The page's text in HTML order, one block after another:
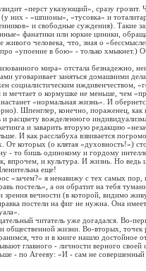
«перст указующий», сразу грозит.
них - «шпионы», «тусовка» и
и свободные суждения). Такие
фанатики или юркие циники,
человека, что, зная о
«упоение в бою» - только хмыкнет.)
мира» отстала безнадежно,
уговаривает заняться домашними
социалистическим иждивенчеством,
мечтает о кормушке не меньше, чем
«нормальная жизнь». И
Шпенглер, конечно, пораженец, как
расцвету вожделенного
и заварить вторую редакцию
И как расслабуха взвивается
которых (о клятая «духовность!»)
- то бишь одинокому и гордому
и культура. И жизнь. Но ведь
еще!
я ненавижу с тех самых пор,
постель», а он обратит на тебя
вечности (в которой, видимо
постели на фиг не нужна. Она
читатель уже догадался. Во-
общественной жизни. Во-вторых, точек
что и в книге нашло достойное
главного - личности верного своей
- по Агееву: «И - сам не